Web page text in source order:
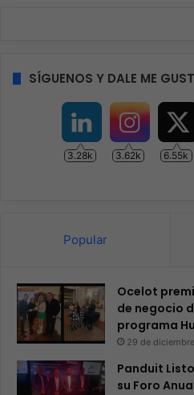
SÍGUENOS Y DALE ME
3.28k 3.62k 6.55k
Popular
Ocelot
de negocio
programa
29 de
Panduit
su Foro